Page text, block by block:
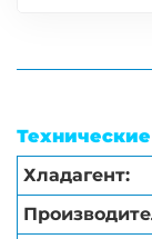
Хладагент: